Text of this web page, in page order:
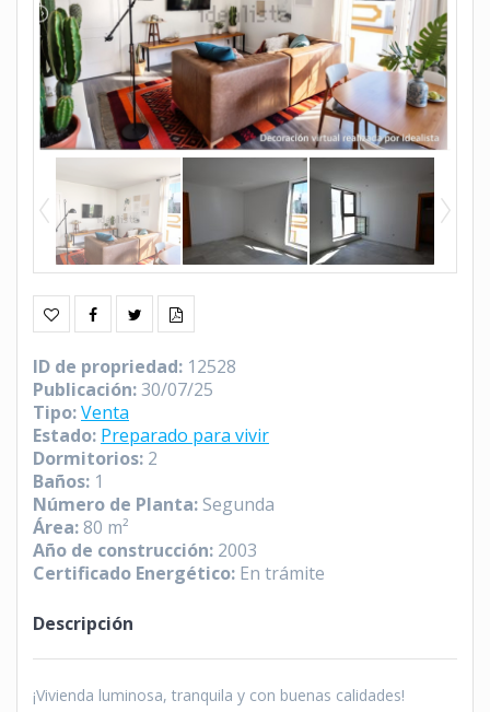
ID de propriedad: 12528
Publicación:30/07/25
Tipo:Venta
Estado: Preparado para vivir
Dormitorios: 2
Baños: 1
Número de Planta: Segunda
Área:80 m²
Año de construcción: 2003
Certificado Energético: En trámite
Descripción
¡Vivienda luminosa, tranquila y con buenas calidades!